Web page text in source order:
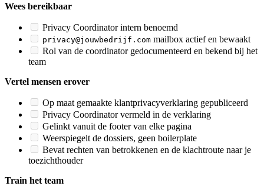
Wees bereikbaar
Privacy Coordinator intern benoemd
privacy@jouwbedrijf.com mailbox actief en bewaakt
Rol van de coordinator gedocumenteerd en bekend bij het
team
Vertel mensen erover
Op maat gemaakte klantprivacyverklaring gepubliceerd
Privacy Coordinator vermeld in de verklaring
Gelinkt vanuit de footer van elke pagina
Weerspiegelt de dossiers, geen boilerplate
Bevat rechten van betrokkenen en de klachtroute naar je
toezichthouder
Train het team